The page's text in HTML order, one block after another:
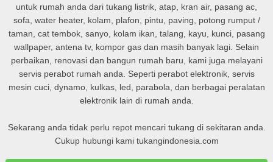
untuk rumah anda dari tukang listrik, atap, kran air, pasang ac,
sofa, water heater, kolam, plafon, pintu, paving, potong rumput /
taman, cat tembok, sanyo, kolam ikan, talang, kayu, kunci, pasang
wallpaper, antena tv, kompor gas dan masih banyak lagi. Selain
perbaikan, renovasi dan bangun rumah baru, kami juga melayani
servis perabot rumah anda. Seperti perabot elektronik, servis
mesin cuci, dynamo, kulkas, led, parabola, dan berbagai peralatan
elektronik lain di rumah anda.
Sekarang anda tidak perlu repot mencari tukang di sekitaran anda.
Cukup hubungi kami tukangindonesia.com